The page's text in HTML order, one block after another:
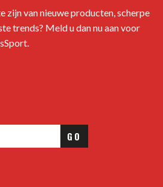
zijn van nieuwe producten, scherpe
trends? Meld u dan nu aan voor
GO